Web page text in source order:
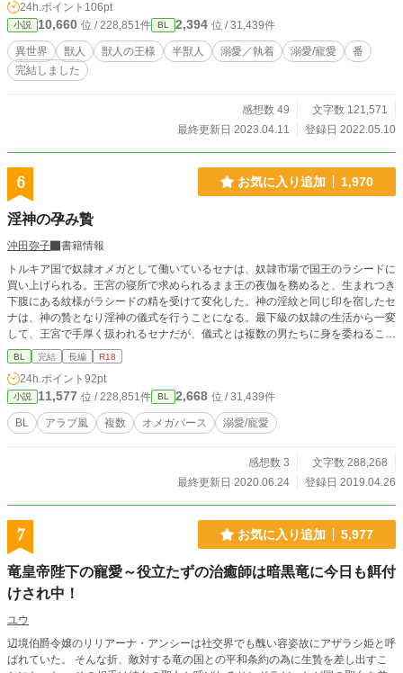
24h.ポイント 106pt
小説 10,660 位 / 228,851件 BL 2,394 位 / 31,439件
異世界 獣人 獣人の王様 半獣人 溺愛／執着 溺愛/寵愛
番
完結しました
感想数 49
文字数 121,571
最終更新日 2023.04.11
登録日 2022.05.10
6 お気に入り追加 1,970
淫神の孕み贄
沖田弥子
書籍情報
トルキア国で奴隷オメガとして働いているセナは、奴隷市場で国王のラシードに
買い上げられる。王宮の寝所で求められるまま王の夜伽を務めると、生まれつき
下腹にある紋様がラシードの精を受けて変化した。神の淫紋と同じ印を宿したセ
ナは、神の贄となり淫神の儀式を行うことになる。最下級の奴隷の生活から一変
して、王宮で手厚く扱われるセナだが、儀式とは複数の男たちに身を委ねること
で――◆BL合戦秋の陣クロスノベルス賞・最終候補作品。アラブ風オメガバー
ス。◆続編「淫蕩なるオメガの神馬」トルキア国で子どもたちと幸せに暮らして
いたセナだが、宰相のファルゼフから次の神の子を孕むことを要求される。淫神
の儀式のひとつである『神馬の儀』を行うことを勧められるが、ラシードとハリ
ルは淫紋を動かそうと勝負をすることになり――
BL 完結 長編 R18
24h.ポイント 92pt
小説 11,577 位 / 228,851件 BL 2,668 位 / 31,439件
BL アラブ風 複数 オメガバース 溺愛/寵愛
感想数 3
文字数 288,268
最終更新日 2020.06.24
登録日 2019.04.26
7 お気に入り追加 5,977
竜皇帝陛下の寵愛～役立たずの治癒師は暗黒竜に今日も餌付
けされ中！
ユウ
辺境伯爵令嬢のリリアーナ・アンシーは社交界でも醜い容姿故にアザラシ姫と呼
ばれていた。 そんな折、敵対する竜の国との平和条約の為に生贄を差し出すこ